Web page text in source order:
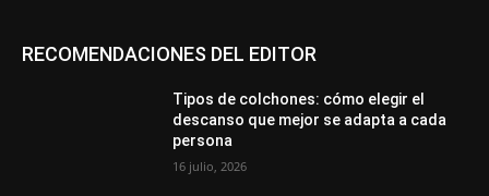
RECOMENDACIONES DEL EDITOR
Tipos de colchones: cómo elegir el
descanso que mejor se adapta a cada
persona
16 julio, 2026